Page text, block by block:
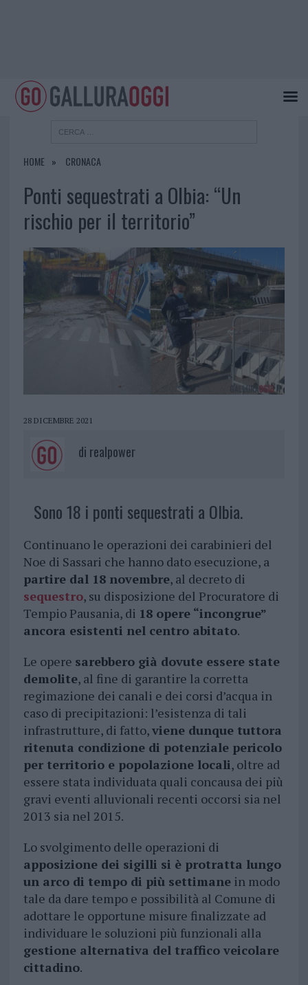
HOME CRONACA
Ponti sequestrati a Olbia: “Un
rischio per il territorio”
28 DICEMBRE 2021
di realpower
Sono 18 i ponti sequestrati a Olbia.
Continuano le operazioni dei carabinieri del
Noe di Sassari che hanno dato esecuzione, a
partire dal 18 novembre, al decreto di
sequestro, su disposizione del Procuratore di
Tempio Pausania, di 18 opere “incongrue”
ancora esistenti nel centro abitato.
Le opere sarebbero già dovute essere state
demolite, al fine di garantire la corretta
regimazione dei canali e dei corsi d’acqua in
caso di precipitazioni: l’esistenza di tali
infrastrutture, di fatto,viene dunque tuttora
ritenuta condizione di potenziale pericolo
per territorio e popolazione locali, oltre ad
essere stata individuata quali concausa dei più
gravi eventi alluvionali recenti occorsi sia nel
2013 sia nel 2015.
Lo svolgimento delle operazioni di
apposizione dei sigilli si è protratta lungo
un arco di tempo di più settimanein modo
tale da dare tempo e possibilità al Comune di
adottare le opportune misure finalizzate ad
individuare le soluzioni più funzionali alla
gestione alternativa del traffico veicolare
cittadino.